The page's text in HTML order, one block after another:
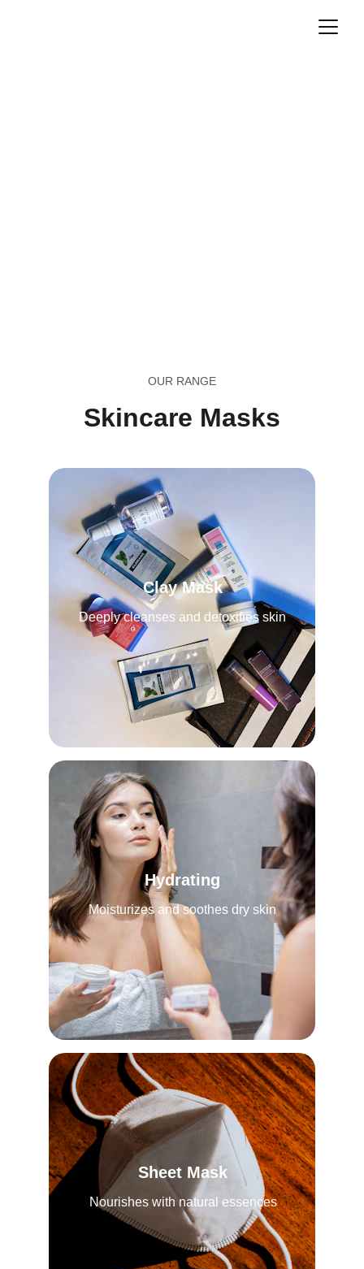
Skincare Masks
Clay Mask
Deeply cleanses and detoxifies skin
Hydrating
Moisturizes and soothes dry skin
Sheet Mask
Nourishes with natural essences
OUR RANGE